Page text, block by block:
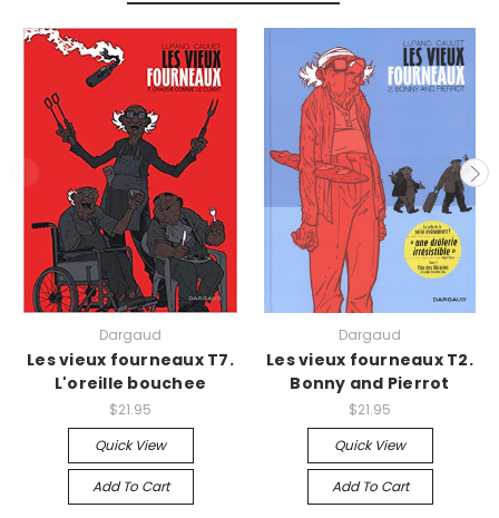
Dargaud
Les vieux fourneaux T7.
L'oreille bouchee
$21.95
Quick View
Add To Cart
Dargaud
Les vieux fourneaux T2.
Bonny and Pierrot
$21.95
Quick View
Add To Cart